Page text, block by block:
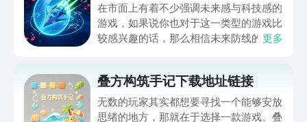
在市面上有着不少强调未来感与科技感的
游戏，如果说你也对于这一类型的游戏比
较感兴趣的话，那么相信未来防线的名字
关链接，在最近这款游戏的热度非常之
高，无论是先进前卫的背景设定，还是紧
张有趣的战斗玩法，都吸引着不少同学的
更多
叠方构筑手记下载地址链接
无数的玩家其实都想要寻找一个能够安放
思绪的地方，那就在于选择一款游戏。叠